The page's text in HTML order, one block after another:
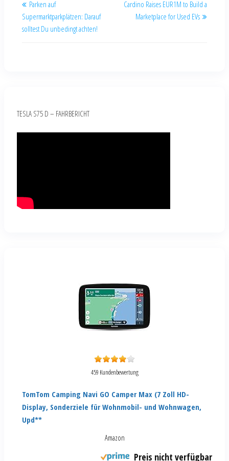
Parken auf
Supermarktparkplätzen: Darauf
solltest Du unbedingt achten!
Cardino Raises EUR1M to Build a
Marketplace for Used EVs
TESLA S75 D – FAHRBERICHT
459 Kundenbewertung
TomTom Camping Navi GO Camper Max (7 Zoll HD-
Display, Sonderziele für Wohnmobil- und Wohnwagen,
Upd**
Amazon
Preis nicht verfügbar